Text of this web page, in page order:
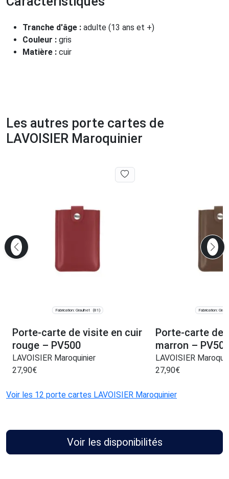
Tranche d'âge : adulte (13 ans et +)
Couleur : gris
Matière : cuir
Les autres porte cartes de
LAVOISIER Maroquinier
Fabrication: Graulhet (81)
Porte-carte de visite en cuir
rouge – PV500
LAVOISIER Maroquinier
27,90€
Fabrication:
Porte-carte de
marron –
LAVOISIER
27,90€
Voir les 12 porte cartes LAVOISIER Maroquinier
Voir les disponibilités